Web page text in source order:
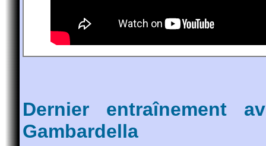
Dernier entraînement
Gambardella